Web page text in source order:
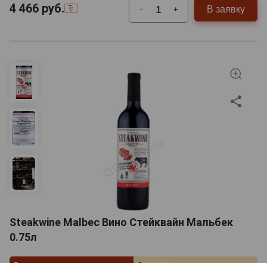
4 466 руб. - + В заявку
Steakwine Malbec Вино Стейквайн Мальбек
0.75л